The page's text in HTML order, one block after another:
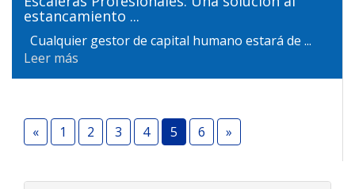
estancamiento ...
Cualquier gestor de capital humano estará de ...
Leer más
« 1 2 3 4 5 6 »